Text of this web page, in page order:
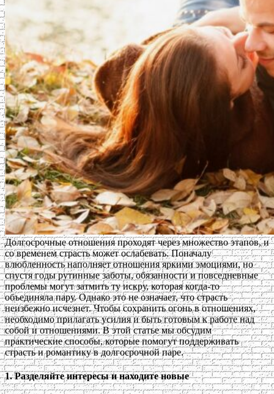
Долгосрочные отношения проходят через множество этапов, и
со временем страсть может ослабевать. Поначалу
влюбленность наполняет отношения яркими эмоциями, но
спустя годы рутинные заботы, обязанности и повседневные
проблемы могут затмить ту искру, которая когда-то
объединяла пару. Однако это не означает, что страсть
неизбежно исчезнет. Чтобы сохранить огонь в отношениях,
необходимо прилагать усилия и быть готовым к работе над
собой и отношениями. В этой статье мы обсудим
практические способы, которые помогут поддерживать
страсть и романтику в долгосрочной паре.
1. Разделяйте интересы и находите новые